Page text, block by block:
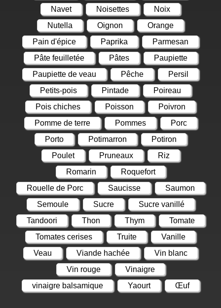
Navet
Noisettes
Noix
Nutella
Oignon
Orange
Pain d'épice
Paprika
Parmesan
Pâte feuilletée
Pâtes
Paupiette
Paupiette de veau
Pêche
Persil
Petits-pois
Pintade
Poireau
Pois chiches
Poisson
Poivron
Pomme de terre
Pommes
Porc
Porto
Potimarron
Potiron
Poulet
Pruneaux
Riz
Romarin
Roquefort
Rouelle de Porc
Saucisse
Saumon
Semoule
Sucre
Sucre vanillé
Tandoori
Thon Thym
Tomate
Tomates cerises
Truite
Vanille
Veau
Viande hachée
Vin blanc
Vin rouge
Vinaigre
vinaigre balsamique
Yaourt Œuf